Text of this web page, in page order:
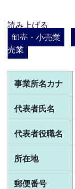
読み上げる
卸売・小売業
売業
事業所名カナ
代表者氏名
代表者役職名
所在地
郵便番号